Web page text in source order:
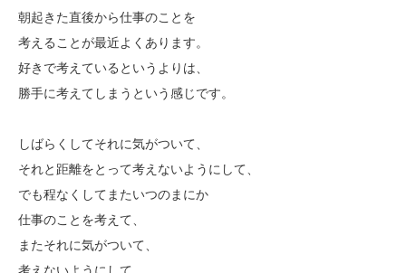
朝起きた直後から仕事のことを
考えることが最近よくあります。
好きで考えているというよりは、
勝手に考えてしまうという感じです。
しばらくしてそれに気がついて、
それと距離をとって考えないようにして、
でも程なくしてまたいつのまにか
仕事のことを考えて、
またそれに気がついて、
考えないようにして、